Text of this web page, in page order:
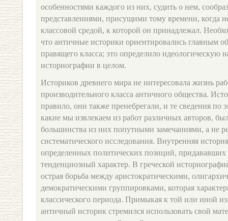
особенностями каждого из них, судить о нем,
представлениями, присущими тому времени, когда
классовой средой, к которой он принадлежал.
что античные историки ориентировались главным
правящего класса; это определило идеологическую
историографии в целом.
Историков древнего мира не интересовала жизнь
производительного класса античного общества.
правило, они также пренебрегали, и те сведения по
какие мы извлекаем из работ различных авторов,
большинства из них попутными замечаниями, а не
систематического исследования. Внутренняя
определенных политических позиций,
тенденциозный характер. В греческой
острая борьба между аристократическими,
демократическими группировками, которая
классического периода. Примыкая к той или иной
античный историк стремился использовать свой